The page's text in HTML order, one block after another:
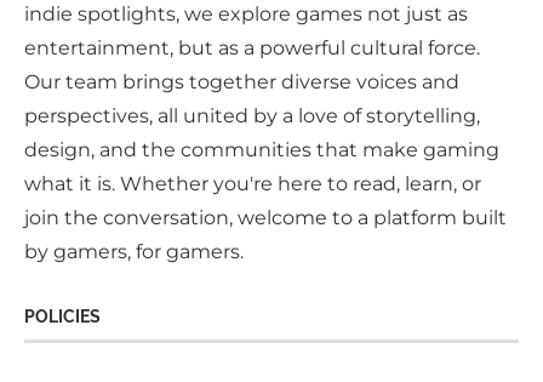
indie spotlights, we explore games not just as
entertainment, but as a powerful cultural force.
Our team brings together diverse voices and
perspectives, all united by a love of storytelling,
design, and the communities that make gaming
what it is. Whether you're here to read, learn, or
join the conversation, welcome to a platform built
by gamers, for gamers.
POLICIES